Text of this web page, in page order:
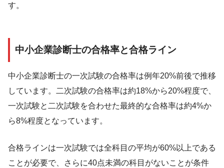
す。
中小企業診断士の合格率と合格ライン
中小企業診断士の一次試験の合格率は例年20%前後で推移
しています。二次試験の合格率は約18%から20%程度で、
一次試験と二次試験を合わせた最終的な合格率は約4%か
ら8%程度となっています。
合格ラインは一次試験では全科目の平均が60%以上である
ことが必要で、さらに40点未満の科目がないことが条件